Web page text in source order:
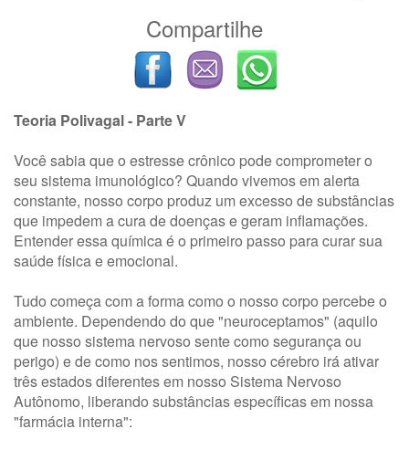
Compartilhe
Teoria Polivagal - Parte V
Você sabia que o estresse crônico pode comprometer o
seu sistema imunológico? Quando vivemos em alerta
constante, nosso corpo produz um excesso de substâncias
que impedem a cura de doenças e geram inflamações.
Entender essa química é o primeiro passo para curar sua
saúde física e emocional.
Tudo começa com a forma como o nosso corpo percebe o
ambiente. Dependendo do que "neuroceptamos" (aquilo
que nosso sistema nervoso sente como segurança ou
perigo) e de como nos sentimos, nosso cérebro irá ativar
três estados diferentes em nosso Sistema Nervoso
Autônomo, liberando substâncias específicas em nossa
"farmácia interna":